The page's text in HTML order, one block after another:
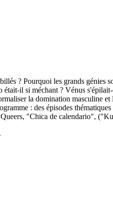
? Pourquoi les grands
il si méchant ? Vénus
la domination masculine
: des épisodes
"Chica de calendario",